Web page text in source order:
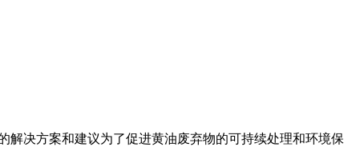
解决方案和建议为了促进黄油废弃物的可持续处理和环境保